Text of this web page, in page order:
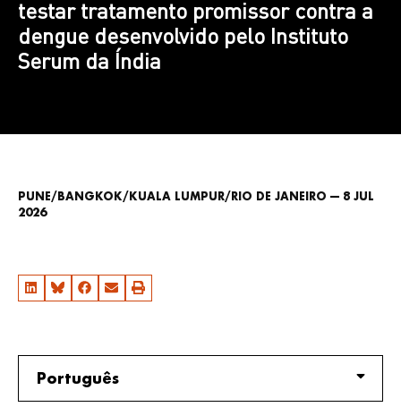
testar tratamento promissor contra a
dengue desenvolvido pelo Instituto
Serum da Índia
PUNE/BANGKOK/KUALA LUMPUR/RIO DE JANEIRO — 8 JUL
2026
Português